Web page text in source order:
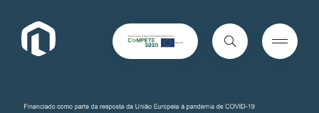
Procurar